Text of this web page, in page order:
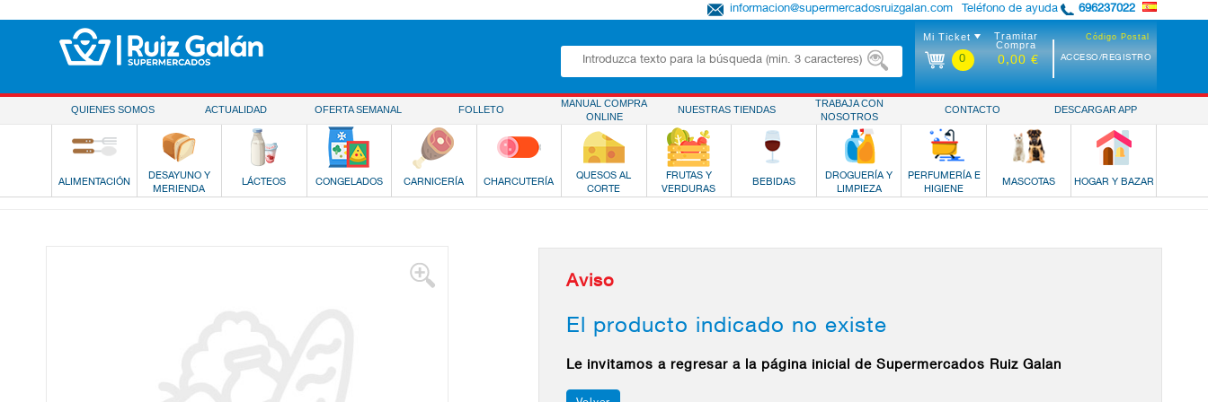
Teléfono de ayuda 696237022
informacion@supermercadosruizgalan.com
Código Postal
ACCESO/REGISTRO
Mi Ticket
0
Tramitar
Compra
0,00 €
QUIENES SOMOS ACTUALIDAD OFERTA SEMANAL FOLLETO
MANUAL COMPRA
ONLINE
NUESTRAS TIENDAS
TRABAJA CON
NOSOTROS
CONTACTO DESCARGAR APP
ALIMENTACIÓN
DESAYUNO Y
MERIENDA
LÁCTEOS CONGELADOS CARNICERÍA CHARCUTERÍA
QUESOS AL
CORTE
FRUTAS Y
VERDURAS
BEBIDAS
DROGUERÍA Y
LIMPIEZA
PERFUMERÍA E
HIGIENE
MASCOTAS HOGAR Y BAZAR
Aviso
El producto indicado no existe
Le invitamos a regresar a la página inicial de Supermercados Ruiz Galan